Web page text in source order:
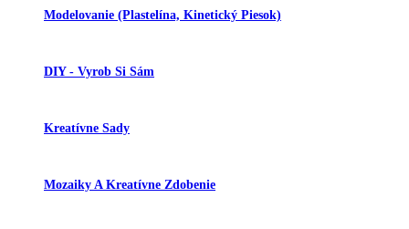
Modelovanie (plastelína, Kinetický Piesok)
DIY - Vyrob Si Sám
Kreatívne Sady
Mozaiky A Kreatívne Zdobenie